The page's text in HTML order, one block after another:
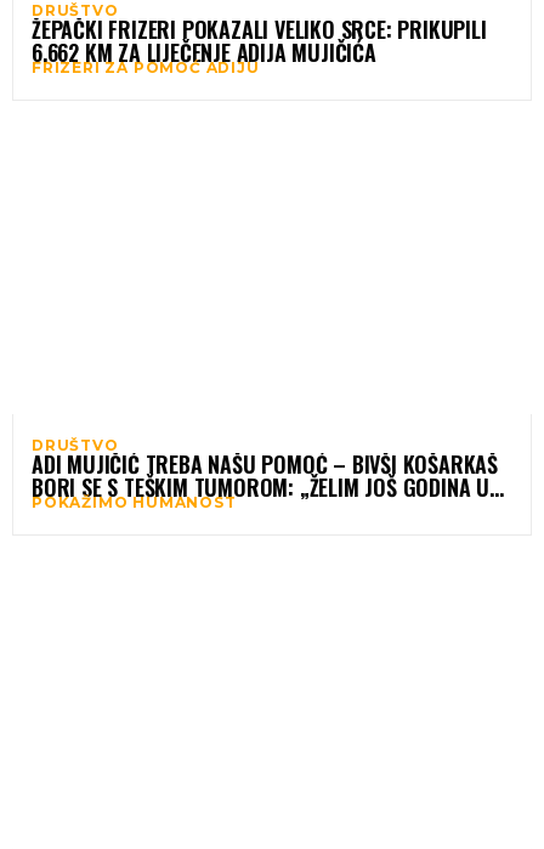
DRUŠTVO
ŽEPAČKI FRIZERI POKAZALI VELIKO SRCE: PRIKUPILI
6.662 KM ZA LIJEČENJE ADIJA MUJIČIĆA
FRIZERI ZA POMOĆ ADIJU
DRUŠTVO
ADI MUJIČIĆ TREBA NAŠU POMOĆ – BIVŠI KOŠARKAŠ
BORI SE S TEŠKIM TUMOROM: „ŽELIM JOŠ GODINA UZ
SVOJU DJECU“
POKAŽIMO HUMANOST